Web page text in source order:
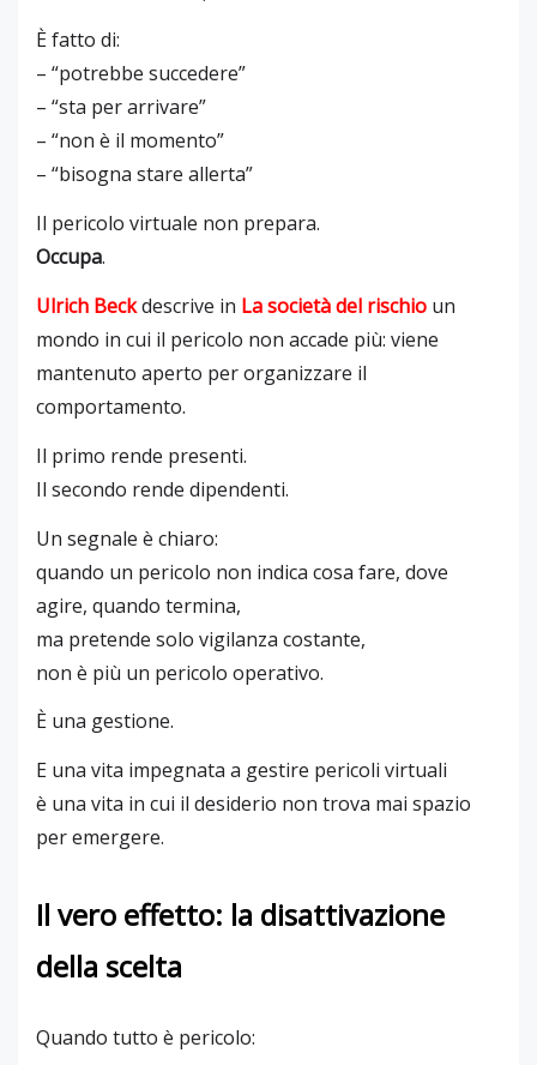
È fatto di:
– “potrebbe succedere”
– “sta per arrivare”
– “non è il momento”
– “bisogna stare allerta”
Il pericolo virtuale non prepara.
Occupa.
Ulrich Beckdescrive in La società del rischio un
mondo in cui il pericolo non accade più: viene
mantenuto aperto per organizzare il
comportamento.
Il primo rende presenti.
Il secondo rende dipendenti.
Un segnale è chiaro:
quando un pericolo non indica cosa fare, dove
agire, quando termina,
ma pretende solo vigilanza costante,
non è più un pericolo operativo.
È una gestione.
E una vita impegnata a gestire pericoli virtuali
è una vita in cui il desiderio non trova mai spazio
per emergere.
Il vero effetto: la disattivazione
della scelta
Quando tutto è pericolo: